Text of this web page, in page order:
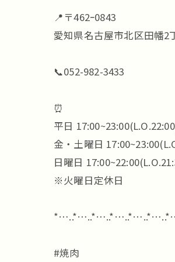
📍〒462ｰ0843
愛知県名古屋市北区田幡2
📞052-982-3433
⏰
平日
金・土曜日
日曜日
※火曜日定休日
#焼肉